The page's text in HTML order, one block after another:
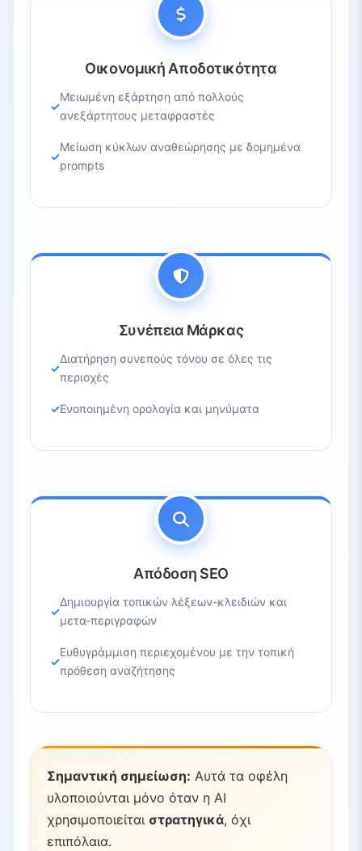
Οικονομική Αποδοτικότητα
Μειωμένη εξάρτηση από πολλούς
ανεξάρτητους μεταφραστές
Μείωση κύκλων αναθεώρησης με δομημένα
prompts
Συνέπεια Μάρκας
Διατήρηση συνεπούς τόνου σε όλες τις
περιοχές
Ενοποιημένη ορολογία και μηνύματα
Απόδοση SEO
Δημιουργία τοπικών λέξεων-κλειδιών και
μετα-περιγραφών
Ευθυγράμμιση περιεχομένου με την τοπική
πρόθεση αναζήτησης
Σημαντική σημείωση: Αυτά τα οφέλη
υλοποιούνται μόνο όταν η AI
χρησιμοποιείται στρατηγικά, όχι
επιπόλαια.